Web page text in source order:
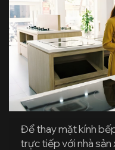
Để thay mặt kính
trực tiếp với nhà sản